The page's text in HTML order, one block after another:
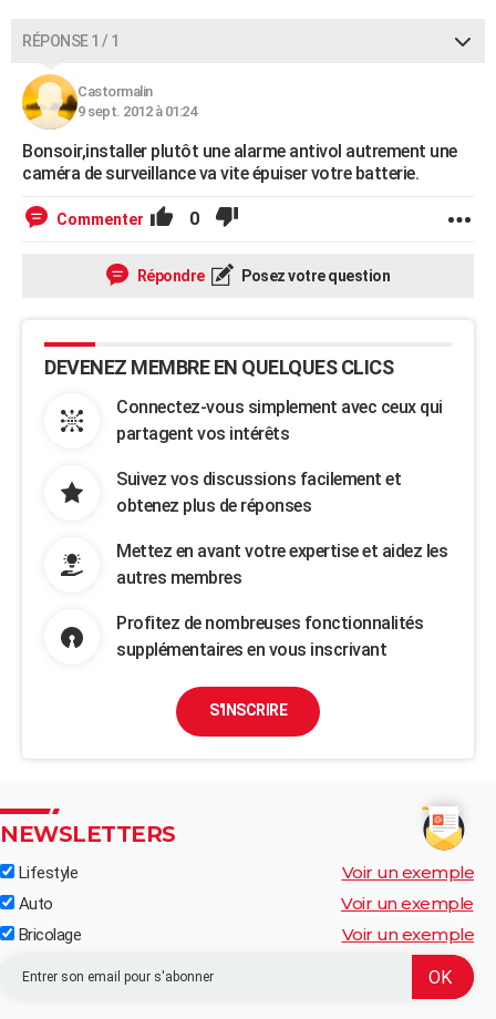
RÉPONSE 1 / 1
Castormalin
9 sept. 2012 à 01:24
Bonsoir,installer plutôt une alarme antivol autrement une
caméra de surveillance va vite épuiser votre batterie.
Commenter 0
Répondre Posez votre question
DEVENEZ MEMBRE EN QUELQUES CLICS
Connectez-vous simplement avec ceux qui
partagent vos intérêts
Suivez vos discussions facilement et
obtenez plus de réponses
Mettez en avant votre expertise et aidez les
autres membres
Profitez de nombreuses fonctionnalités
supplémentaires en vous inscrivant
S'INSCRIRE
NEWSLETTERS
Lifestyle Voir un exemple
Auto Voir un exemple
Bricolage Voir un exemple